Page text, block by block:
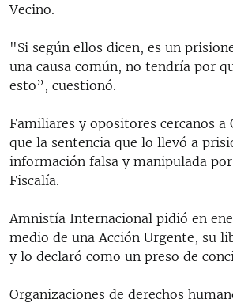
Vecino.
"Si según ellos dicen, es un
una causa común, no tendría por
esto”, cuestionó.
Familiares y opositores cercanos a
que la sentencia que lo llevó a
información falsa y manipulada
Fiscalía.
Amnistía Internacional pidió en
medio de una Acción Urgente, su
y lo declaró como un preso de
Organizaciones de derechos